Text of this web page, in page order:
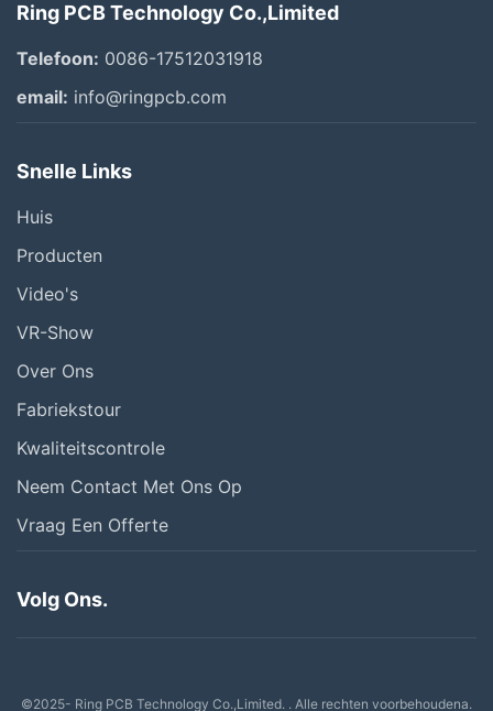
Ring PCB Technology Co.,Limited
Telefoon: 0086-17512031918
email: info@ringpcb.com
Snelle Links
Huis
Producten
Video's
VR-Show
Over Ons
Fabriekstour
Kwaliteitscontrole
Neem Contact Met Ons Op
Vraag Een Offerte
Volg Ons.
©2025- Ring PCB Technology Co.,Limited. . Alle rechten voorbehoudena.